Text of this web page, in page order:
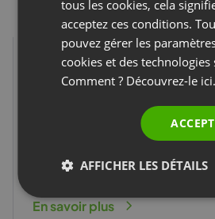
Standard SLA
Vous recevez des standards de
définis et une garantie de
serveurs pour la stabilité des
En savoir plus
tous les cookies, cela
acceptez ces conditions.
pouvez gérer les
cookies et des technologies
Comment ? Découvrez-le ici.
AFFICHER LES DÉTAILS